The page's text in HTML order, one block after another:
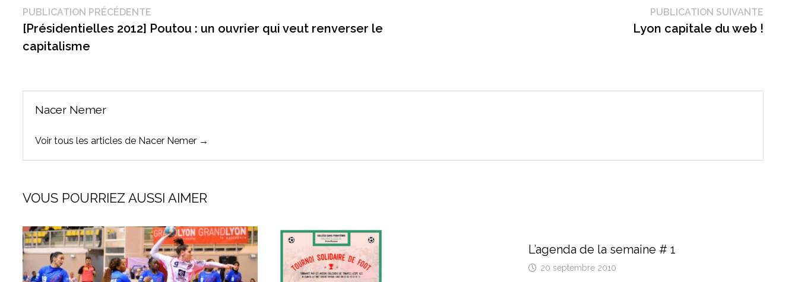
Navigation
de
l’article
PUBLICATION PRÉCÉDENTE
précédente :
[Présidentielles 2012] Poutou : un ouvrier qui veut renverser le
capitalisme
PUBLICATION SUIVANTE
Lyon capitale du web !
Nacer Nemer
Voir tous les articles de Nacer Nemer →
VOUS POURRIEZ AUSSI AIMER
L’agenda de la semaine # 1
20 septembre 2010